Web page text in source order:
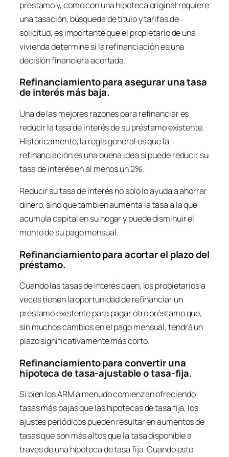
préstamo y, como con una hipoteca original requiere
una tasación, búsqueda de título y tarifas de
solicitud, es importante que el propietario de una
vivienda determine si la refinanciación es una
decisión financiera acertada.
Refinanciamiento para asegurar una tasa
de interés más baja.
Una de las mejores razones para refinanciar es
reducir la tasa de interés de su préstamo existente.
Históricamente, la regla general es que la
refinanciación es una buena idea si puede reducir su
tasa de interés en al menos un 2%.
Reducir su tasa de interés no solo lo ayuda a ahorrar
dinero, sino que también aumenta la tasa a la que
acumula capital en su hogar y puede disminuir el
monto de su pago mensual.
Refinanciamiento para acortar el plazo del
préstamo.
Cuando las tasas de interés caen, los propietarios a
veces tienen la oportunidad de refinanciar un
préstamo existente para pagar otro préstamo que,
sin muchos cambios en el pago mensual, tendrá un
plazo significativamente más corto.
Refinanciamiento para convertir una
hipoteca de tasa-ajustable o tasa-fija.
Si bien los ARM a menudo comienzan ofreciendo
tasas más bajas que las hipotecas de tasa fija, los
ajustes periódicos pueden resultar en aumentos de
tasas que son más altos que la tasa disponible a
través de una hipoteca de tasa fija. Cuando esto